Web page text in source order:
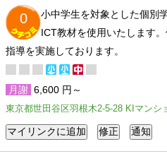
0
小中学生を対象とした個別
ICT教材を使用いたします
指導を実施しております。
月謝 6,600 円～
東京都世田谷区羽根木2-5-28 KIマンシ